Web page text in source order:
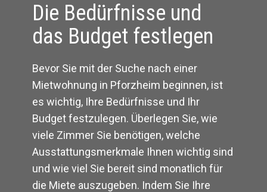
Die Bedürfnisse und
das Budget festlegen
Bevor Sie mit der Suche nach einer
Mietwohnung in Pforzheim beginnen, ist
es wichtig, Ihre Bedürfnisse und Ihr
Budget festzulegen. Überlegen Sie, wie
viele Zimmer Sie benötigen, welche
Ausstattungsmerkmale Ihnen wichtig sind
und wie viel Sie bereit sind monatlich für
die Miete auszugeben. Indem Sie Ihre